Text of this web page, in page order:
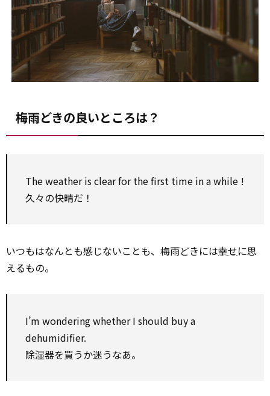
梅雨どきの良いところは？
The weather is clear for the first time in a while !
久々の快晴だ！
いつもはなんとも感じないことも、梅雨どきには幸せに思
えるもの。
I’m wondering whether I should buy a
dehumidifier.
除湿器を買うか迷うなあ。